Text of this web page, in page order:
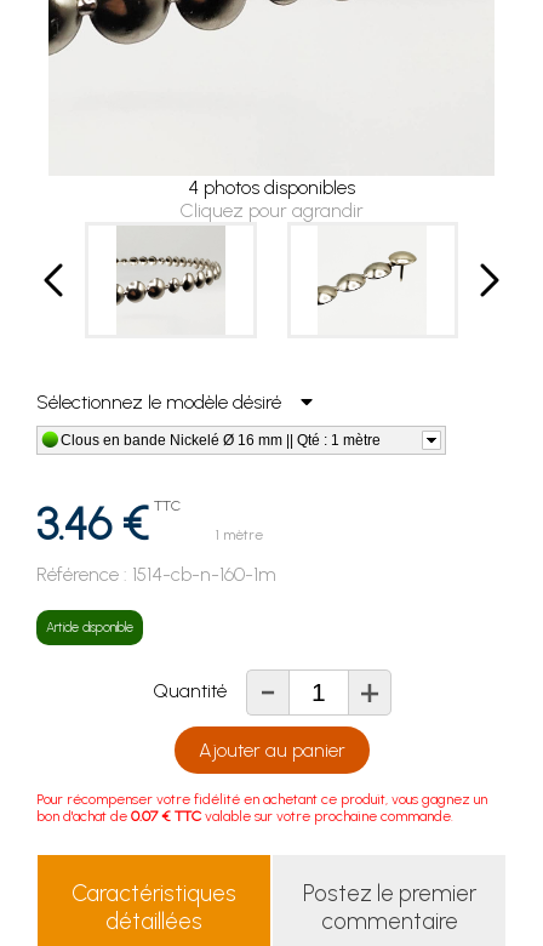
4 photos disponibles
Cliquez pour agrandir
Sélectionnez le modèle désiré
Clous en bande Nickelé Ø 16 mm || Qté : 1 mètre
3.46 € TTC
1 mètre
Référence : 1514-cb-n-160-1m
Article disponible
Quantité - +
Ajouter au panier
Pour récompenser votre fidélité en achetant ce produit, vous gagnez un
bon d'achat de 0.07 € TTC valable sur votre prochaine commande.
Caractéristiques
détaillées
Postez le premier
commentaire